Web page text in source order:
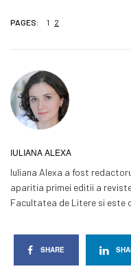
PAGES: 1 2
IULIANA ALEXA
Iuliana Alexa a fost
aparitia primei editii a
Facultatea de Litere si este
SHARE